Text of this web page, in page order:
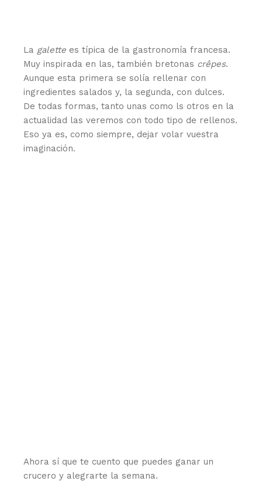
La galette es típica de la gastronomía francesa.
Muy inspirada en las, también bretonas crêpes.
Aunque esta primera se solía rellenar con
ingredientes salados y, la segunda, con dulces.
De todas formas, tanto unas como ls otros en la
actualidad las veremos con todo tipo de rellenos.
Eso ya es, como siempre, dejar volar vuestra
imaginación.
Ahora sí que te cuento que puedes ganar un
crucero y alegrarte la semana.